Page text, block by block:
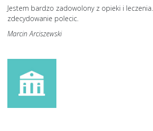
Jestem bardzo zadowolony z opieki i
zdecydowanie polecic.
Marcin Arciszewski